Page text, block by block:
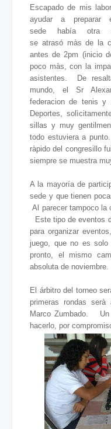
Escapado de mis
ayudar a
sede había otra
se atrasó màs de la
antes de 2pm (inicio
poco màs, con la
asistentes. De
mundo, el Sr
federacion de tenis y
Deportes,
sillas y muy
todo estuviera a
ràpido del congresillo
siempre se muestra
A la mayoría de
sede y que tienen
Al parecer tampoco la
Este tipo de eventos
para organizar
juego, que no es
pronto, el mismo
absoluta de noviembre.
El árbitro del torneo
primeras rondas
Marco Zumbado. Un
hacerlo, por